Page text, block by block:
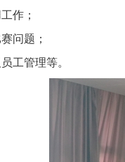
作 ；
问题；
工管理等。